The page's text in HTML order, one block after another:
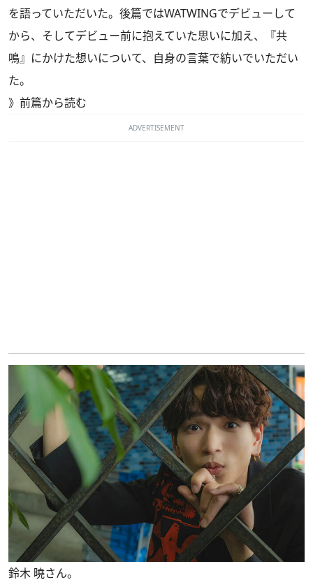
を語っていただいた。後篇ではWATWINGでデビューして
から、そしてデビュー前に抱えていた思いに加え、『共
鳴』にかけた想いについて、自身の言葉で紡いでいただい
た。
》 前篇から読む
ADVERTISEMENT
鈴木 曉さん。